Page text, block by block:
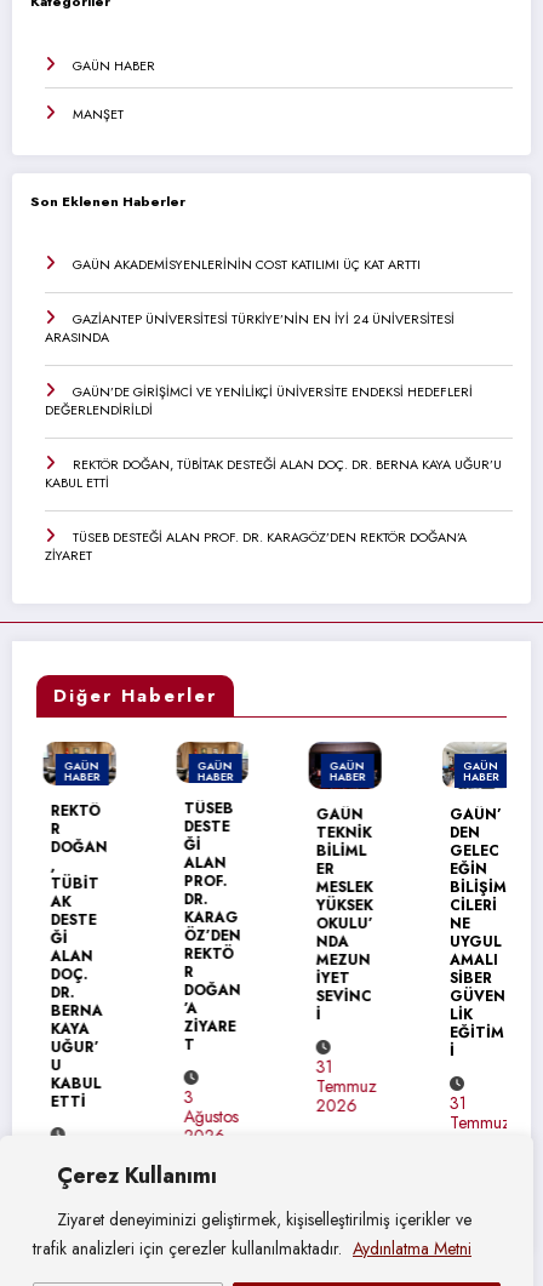
Çerez Kullanımı
Ziyaret deneyiminizi geliştirmek, kişiselleştirilmiş içerikler ve
trafik analizleri için çerezler kullanılmaktadır. Aydınlatma Metni
GAÜN HABER
MANŞET
Son Eklenen Haberler
GAÜN AKADEMİSYENLERİNİN COST KATILIMI ÜÇ KAT ARTTI
GAZİANTEP ÜNİVERSİTESİ TÜRKİYE’NİN EN İYİ 24 ÜNİVERSİTESİ
ARASINDA
GAÜN’DE GİRİŞİMCİ VE YENİLİKÇİ ÜNİVERSİTE ENDEKSİ HEDEFLERİ
DEĞERLENDİRİLDİ
REKTÖR DOĞAN, TÜBİTAK DESTEĞİ ALAN DOÇ. DR. BERNA KAYA UĞUR’U
KABUL ETTİ
TÜSEB DESTEĞİ ALAN PROF. DR. KARAGÖZ’DEN REKTÖR DOĞAN’A
ZİYARET
Diğer Haberler
GAÜN
HABER
REKTÖ
R
DOĞAN
TÜBİT
AK
DESTE
Ğİ
ALAN
DOÇ.
DR.
BERNA
KAYA
UĞUR’
U
KABUL
ETTİ
Ağustos
2026
GAÜN
HABER
TÜSEB
DESTE
Ğİ
ALAN
PROF.
DR.
KARAG
ÖZ’DEN
REKTÖ
R
DOĞAN
’A
ZİYARE
T
3
Ağustos
2026
GAÜN
HABER
GAÜN
TEKNİK
BİLİML
ER
MESLEK
YÜKSEK
OKULU’
NDA
MEZUN
İYET
SEVİNC
31
Temmuz
2026
GAÜN
HABER
GAÜN’
DEN
GELEC
EĞİN
BİLİŞİM
CİLERİ
NE
UYGUL
AMALI
SİBER
GÜVEN
LİK
EĞİTİM
31
Temmuz